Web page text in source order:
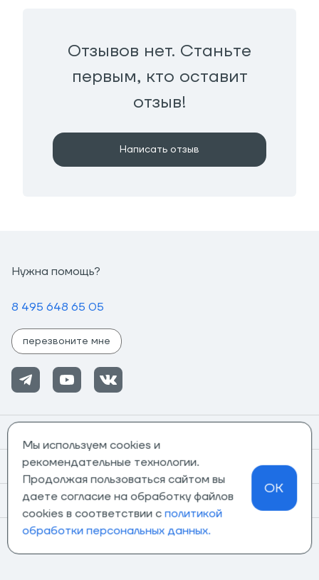
Отзывов нет. Станьте
первым, кто оставит
отзыв!
Написать отзыв
Нужна помощь?
8 495 648 65 05
перезвоните мне
Информация
О компании
Магазины
Мы используем cookies и
рекомендательные технологии.
Продолжая пользоваться сайтом вы
даете согласие на обработку файлов
cookies в соответствии с политикой
обработки персональных данных.
OK